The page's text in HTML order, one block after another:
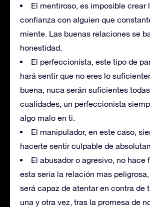
El mentiroso, es imposible crear
confianza con alguien que
miente. Las buenas relaciones se
honestidad.
El perfeccionista, este tipo de
hará sentir que no eres lo
buena, nuca serán suficientes
cualidades, un perfeccionista
algo malo en ti.
El manipulador, en este caso,
hacerte sentir culpable de
El abusador o agresivo, no hace
esta seria la relación mas
será capaz de atentar en contra de
una y otra vez, tras la promesa de